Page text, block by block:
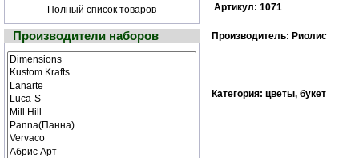
Полный список товаров
Производители наборов
Артикул: 1071
Производитель: Риолис
Категория: цветы, букет